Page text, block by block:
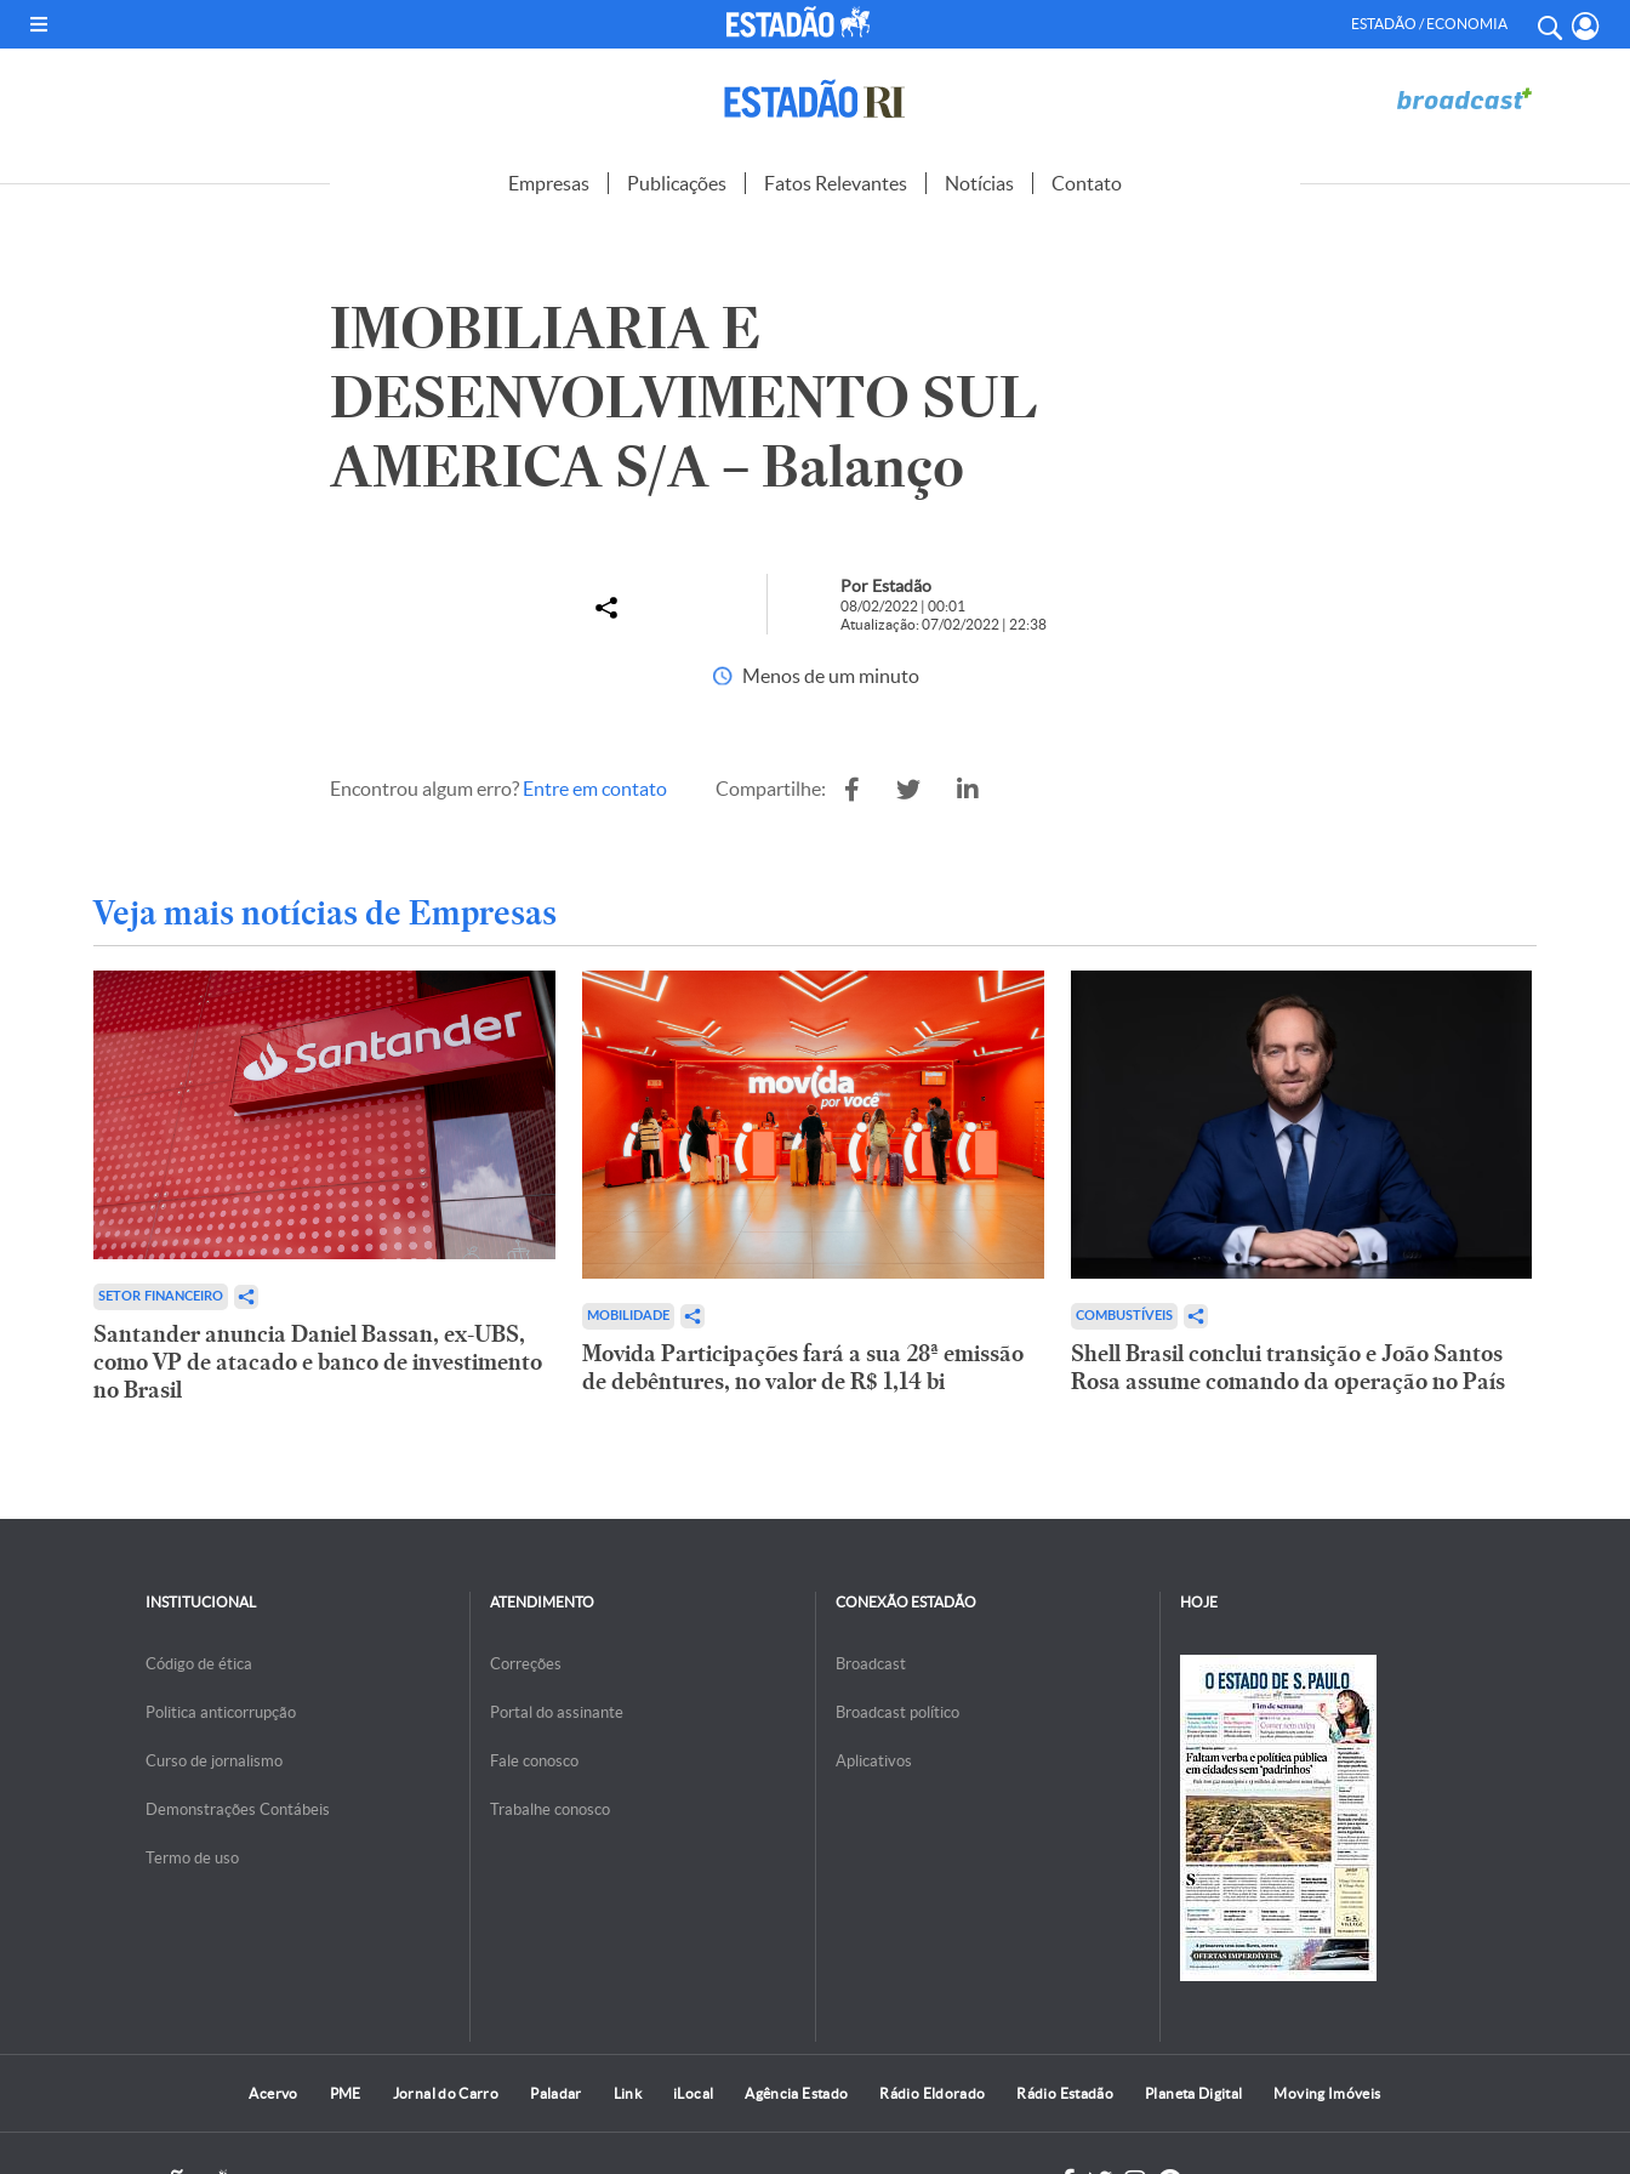
ESTADÃO / ECONOMIA
Empresas Publicações Fatos Relevantes Notícias Contato
IMOBILIARIA E
DESENVOLVIMENTO SUL
AMERICA S/A – Balanço
Por Estadão
08/02/2022 | 00:01
Atualização: 07/02/2022 | 22:38
Menos de um minuto
Encontrou algum erro? Entre em contato Compartilhe:
Veja mais notícias de Empresas
SETOR FINANCEIRO
Santander anuncia Daniel Bassan, ex-UBS,
como VP de atacado e banco de investimento
no Brasil
MOBILIDADE
Movida Participações fará a sua 28ª emissão
de debêntures, no valor de R$ 1,14 bi
COMBUSTÍVEIS
Shell Brasil conclui transição e João Santos
Rosa assume comando da operação no País
INSTITUCIONAL
Código de ética
Politica anticorrupção
Curso de jornalismo
Demonstrações Contábeis
Termo de uso
ATENDIMENTO
Correções
Portal do assinante
Fale conosco
Trabalhe conosco
CONEXÃO ESTADÃO
Broadcast
Broadcast político
Aplicativos
HOJE
Acervo PME Jornal do Carro Paladar Link iLocal Agência Estado Rádio Eldorado Rádio Estadão Planeta Digital Moving Imóveis